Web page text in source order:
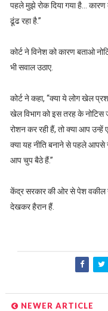
पहले मुझे रोक दिया गया है...
ढूंढ रहा है.”
कोर्ट ने विनेश को कारण बताओ
भी सवाल उठाए.
कोर्ट ने कहा, “क्या ये लोग खेल
खेल विभाग को इस तरह के नोटिस
रोशन कर रही हैं, तो क्या आप उन्हें
क्या यह नीति बनाने से पहले आपसे
आप चुप बैठे हैं.”
केंद्र सरकार की ओर से पेश वकील
देखकर हैरान हैं.
NEWER ARTICLE